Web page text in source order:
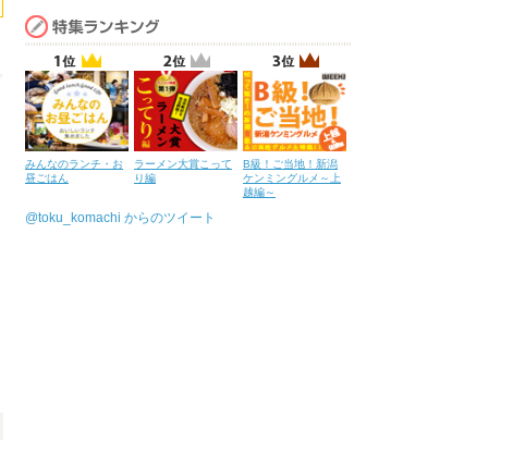
みんなのランチ・お
昼ごはん
ラーメン大賞こって
り編
B級！ご当地！新潟
ケンミングルメ～上
越編～
@toku_komachi からのツイート